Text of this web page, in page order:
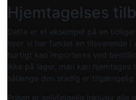
Hjemtagelses
Dette er et eksempel på en
hvor vi har fundet en tilsvarende i
hurtigt kan importeres ved
ikke på lager, man kan hjemtages
sålænge den stadig er tilgængelig.
Prisen er selvfølgelig inklusiv alle